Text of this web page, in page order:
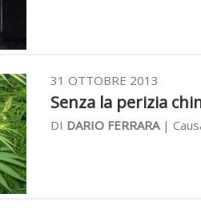
31 OTTOBRE 2013
Senza la perizia
DI DARIO FERRARA|